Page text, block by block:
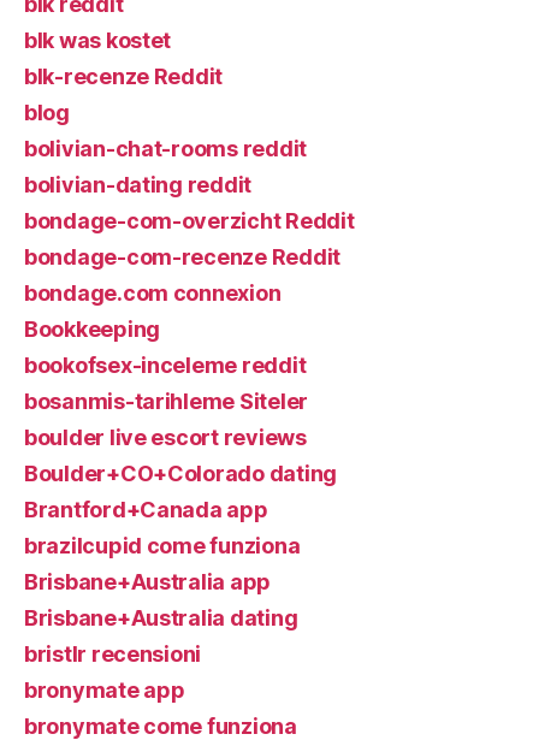
blk was kostet
blk-recenze Reddit
blog
bolivian-chat-rooms reddit
bolivian-dating reddit
bondage-com-overzicht Reddit
bondage-com-recenze Reddit
bondage.com connexion
Bookkeeping
bookofsex-inceleme reddit
bosanmis-tarihleme Siteler
boulder live escort reviews
Boulder+CO+Colorado dating
Brantford+Canada app
brazilcupid come funziona
Brisbane+Australia app
Brisbane+Australia dating
bristlr recensioni
bronymate app
bronymate come funziona